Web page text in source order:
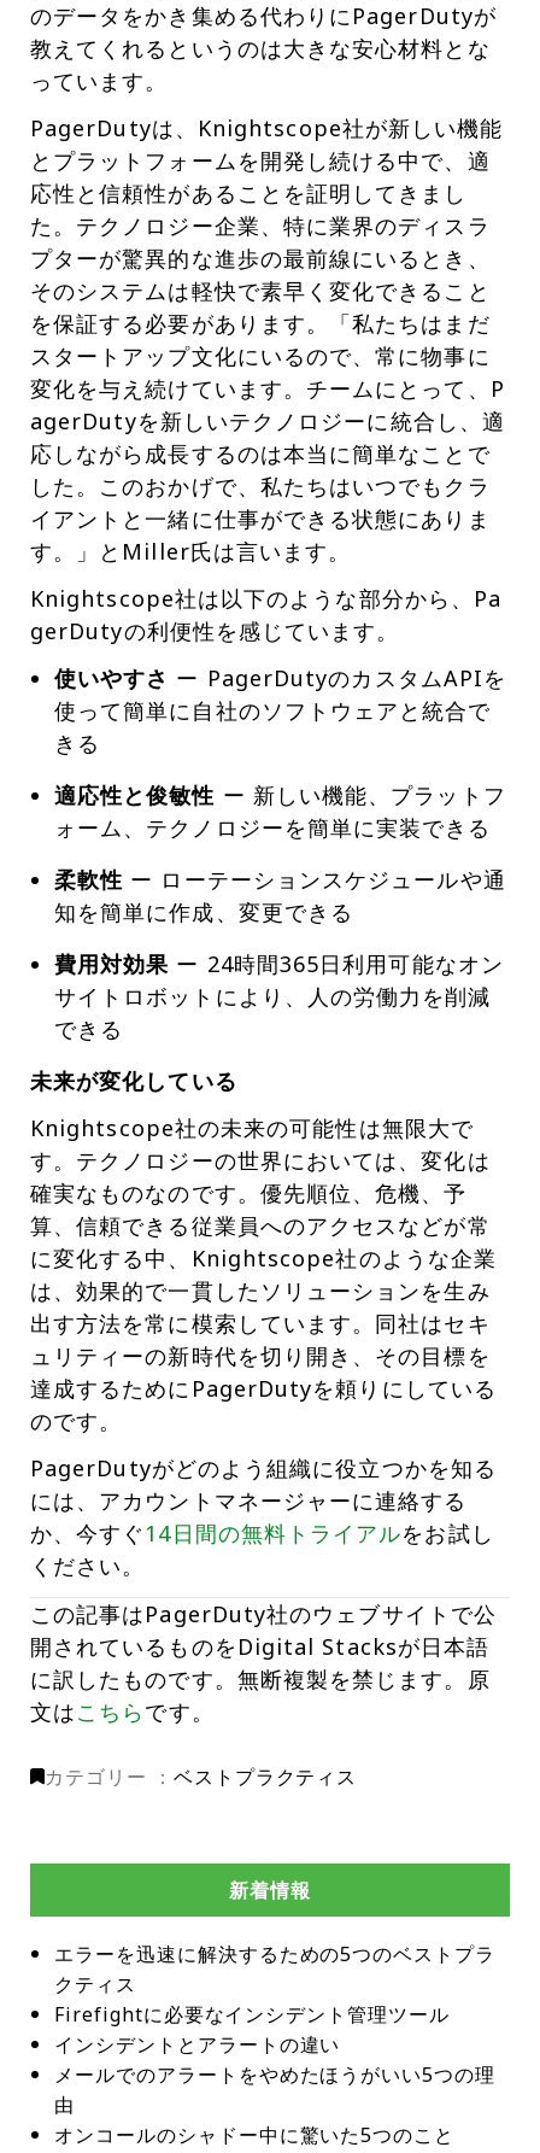
のデータをかき集める代わりにPagerDutyが
教えてくれるというのは大きな安心材料とな
っています。
PagerDutyは、Knightscope社が新しい機能
とプラットフォームを開発し続ける中で、適
応性と信頼性があることを証明してきまし
た。テクノロジー企業、特に業界のディスラ
プターが驚異的な進歩の最前線にいるとき、
そのシステムは軽快で素早く変化できること
を保証する必要があります。「私たちはまだ
スタートアップ文化にいるので、常に物事に
変化を与え続けています。チームにとって、P
agerDutyを新しいテクノロジーに統合し、適
応しながら成長するのは本当に簡単なことで
した。このおかげで、私たちはいつでもクラ
イアントと一緒に仕事ができる状態にありま
す。」とMiller氏は言います。
Knightscope社は以下のような部分から、Pa
gerDutyの利便性を感じています。
使いやすさ ー PagerDutyのカスタムAPIを
使って簡単に自社のソフトウェアと統合で
きる
適応性と俊敏性 ー 新しい機能、プラットフ
ォーム、テクノロジーを簡単に実装できる
柔軟性 ー ローテーションスケジュールや通
知を簡単に作成、変更できる
費用対効果 ー 24時間365日利用可能なオン
サイトロボットにより、人の労働力を削減
できる
未来が変化している
Knightscope社の未来の可能性は無限大で
す。テクノロジーの世界においては、変化は
確実なものなのです。優先順位、危機、予
算、信頼できる従業員へのアクセスなどが常
に変化する中、Knightscope社のような企業
は、効果的で一貫したソリューションを生み
出す方法を常に模索しています。同社はセキ
ュリティーの新時代を切り開き、その目標を
達成するためにPagerDutyを頼りにしている
のです。
PagerDutyがどのよう組織に役立つかを知る
には、アカウントマネージャーに連絡する
か、今すぐ 14日間の無料トライアルをお試し
ください。
この記事はPagerDuty社のウェブサイトで公
開されているものをDigital Stacksが日本語
に訳したものです。無断複製を禁じます。原
文はこちらです。
カテゴリー ： ベストプラクティス
新着情報
エラーを迅速に解決するための5つのベストプラ
クティス
Firefightに必要なインシデント管理ツール
インシデントとアラートの違い
メールでのアラートをやめたほうがいい5つの理
由
オンコールのシャドー中に驚いた5つのこと